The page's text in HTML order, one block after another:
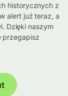
historycznych z
alert już teraz, a
Dzięki naszym
przegapisz